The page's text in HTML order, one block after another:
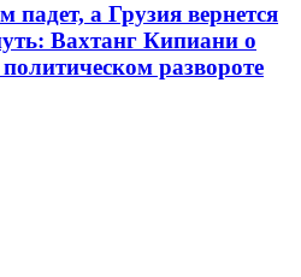
падет, а Грузия вернется
Вахтанг Кипиани о
развороте